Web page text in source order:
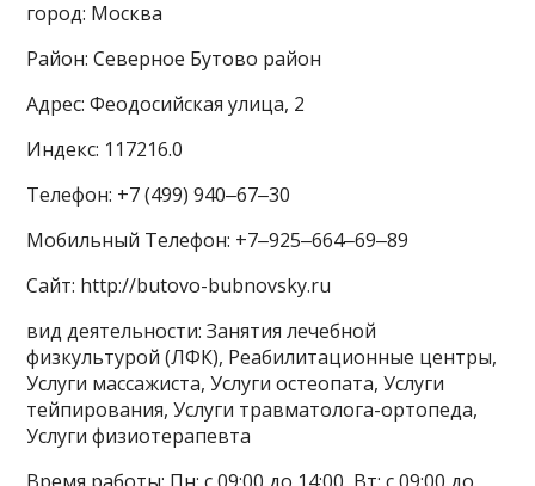
город: Москва
Район: Северное Бутово район
Адрес: Феодосийская улица, 2
Индекс: 117216.0
Телефон: +7 (499) 940‒67‒30
Мобильный Телефон: +7‒925‒664‒69‒89
Сайт: http://butovo-bubnovsky.ru
вид деятельности: Занятия лечебной
физкультурой (ЛФК), Реабилитационные центры,
Услуги массажиста, Услуги остеопата, Услуги
тейпирования, Услуги травматолога-ортопеда,
Услуги физиотерапевта